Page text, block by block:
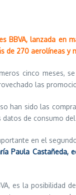
BBVA, lanzada en
de 270 aerolíneas
cinco meses,
las
han sido las
de consumo
en el
Paula Castañeda,
es la posibilidad